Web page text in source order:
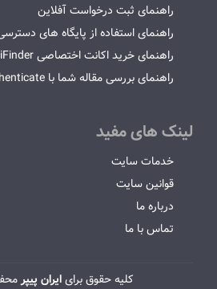
راهنمای ثبت درخواست آفلاین
راهنمای استفاده از پایگاه های
راهنمای خرید اکانت اختصاصی SciFinder
راهنمای بررسی مقاله شما با iThenticate و Grammerly
لینک های مفید
خدمات سایت
قوانین سایت
درباره ما
تماس با ما
کلیه حقوق برایایران پیپر